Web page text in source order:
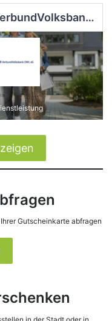
VerbundVolksbank OWL eG - Filiale Olsberg
Gutscheinkarte abfragen